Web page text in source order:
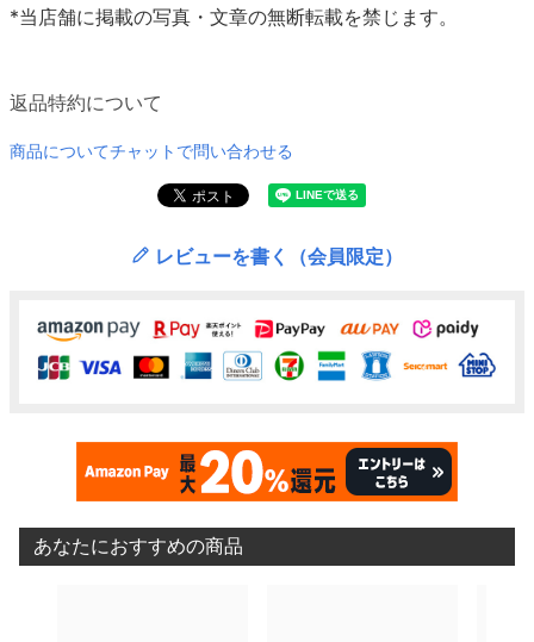
*当店舗に掲載の写真・文章の無断転載を禁じます。
返品特約について
商品についてチャットで問い合わせる
レビューを書く（会員限定）
あなたにおすすめの商品